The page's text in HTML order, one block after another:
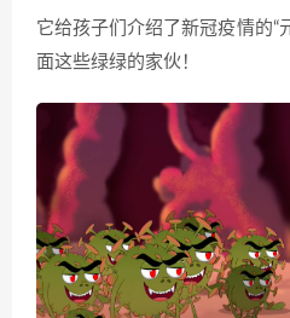
它给孩子们介绍了新冠疫情的
面这些绿绿的家伙！